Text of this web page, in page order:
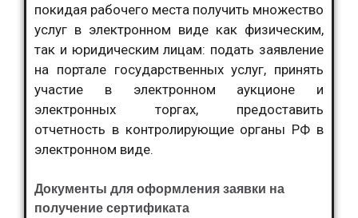
покидая рабочего места получить множество
услуг в электронном виде как физическим,
так и юридическим лицам: подать заявление
на портале государственных услуг, принять
участие в электронном аукционе и
электронных торгах, предоставить
отчетность в контролирующие органы РФ в
электронном виде.
Документы для оформления заявки на
получение сертификата